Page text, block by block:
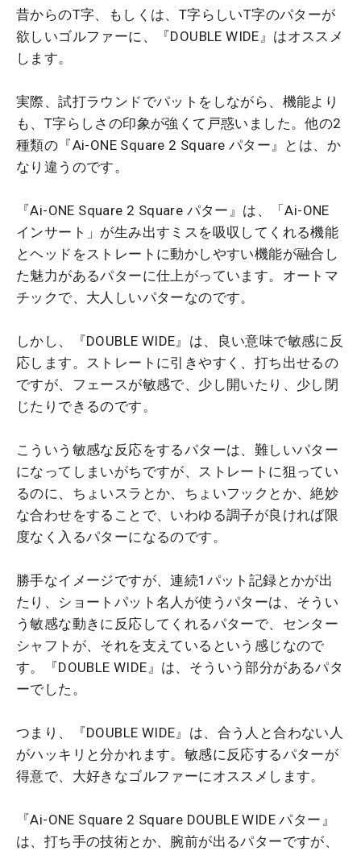
昔からのT字、もしくは、T字らしいT字のパターが
欲しいゴルファーに、『DOUBLE WIDE』はオススメ
します。
実際、試打ラウンドでパットをしながら、機能より
も、T字らしさの印象が強くて戸惑いました。他の2
種類の『Ai-ONE Square 2 Square パター』とは、か
なり違うのです。
『Ai-ONE Square 2 Square パター』は、「Ai-ONE
インサート」が生み出すミスを吸収してくれる機能
とヘッドをストレートに動かしやすい機能が融合し
た魅力があるパターに仕上がっています。オートマ
チックで、大人しいパターなのです。
しかし、『DOUBLE WIDE』は、良い意味で敏感に反
応します。ストレートに引きやすく、打ち出せるの
ですが、フェースが敏感で、少し開いたり、少し閉
じたりできるのです。
こういう敏感な反応をするパターは、難しいパター
になってしまいがちですが、ストレートに狙ってい
るのに、ちょいスラとか、ちょいフックとか、絶妙
な合わせをすることで、いわゆる調子が良ければ限
度なく入るパターになるのです。
勝手なイメージですが、連続1パット記録とかが出
たり、ショートパット名人が使うパターは、そうい
う敏感な動きに反応してくれるパターで、センター
シャフトが、それを支えているという感じなので
す。『DOUBLE WIDE』は、そういう部分があるパタ
ーでした。
つまり、『DOUBLE WIDE』は、合う人と合わない人
がハッキリと分かれます。敏感に反応するパターが
得意で、大好きなゴルファーにオススメします。
『Ai-ONE Square 2 Square DOUBLE WIDE パター』
は、打ち手の技術とか、腕前が出るパターですが、